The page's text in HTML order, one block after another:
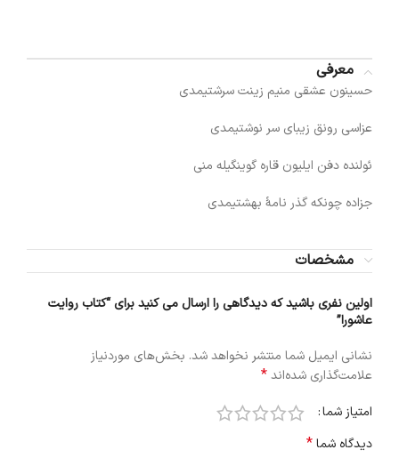
معرفی
حسینون عشقی منیم زینت سرشتیمدی
عزاسی رونق زیبای سر نوشتیمدی
ئولنده دفن ایلیون قاره گوینگیله منی
جزاده چونکه گذر نامۀ بهشتیمدی
مشخصات
اولین نفری باشید که دیدگاهی را ارسال می کنید برای “کتاب روایت
عاشورا”
نشانی ایمیل شما منتشر نخواهد شد. بخش‌های موردنیاز
علامت‌گذاری شده‌اند*
امتیاز شما
دیدگاه شما*